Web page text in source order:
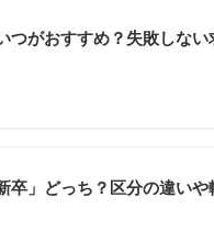
つがおすすめ？失敗しな
卒」どっち？区分の違い